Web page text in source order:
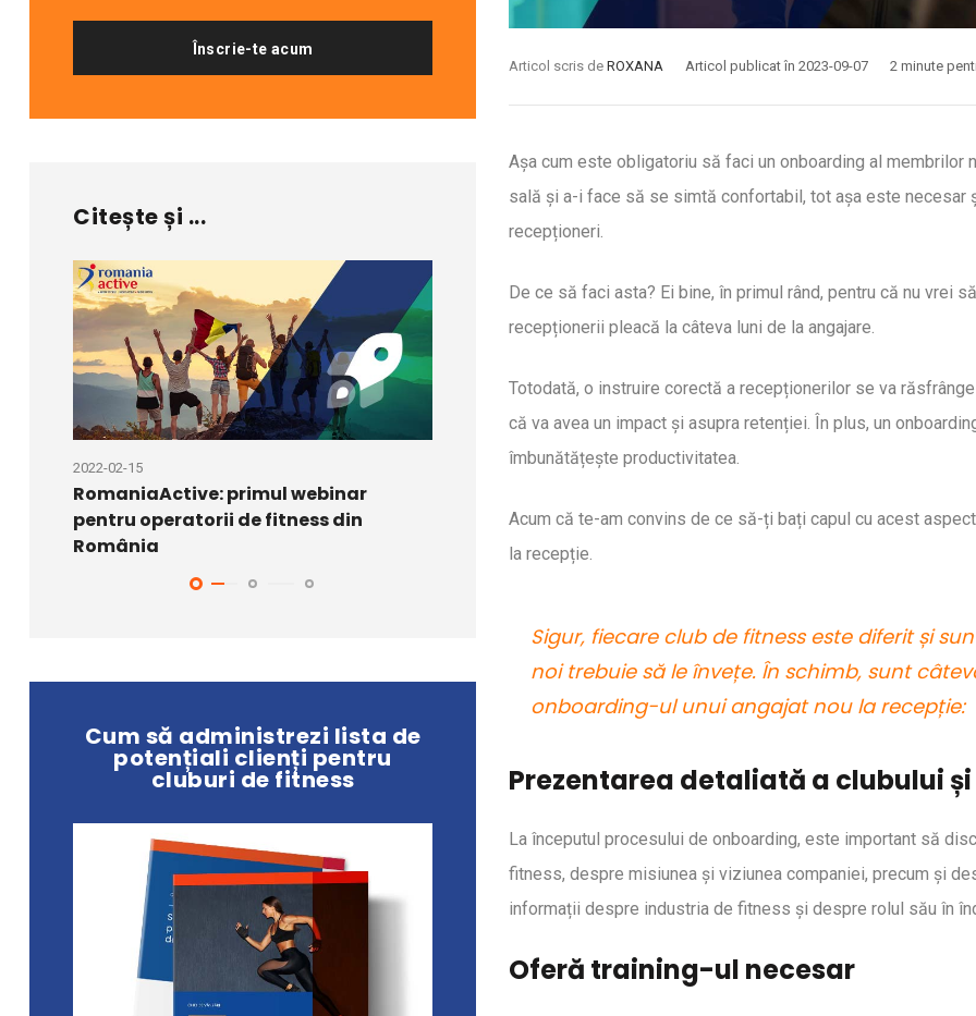
Articol scris de ROXANA Articol publicat în 2023-09-07 2 minute
Așa cum este obligatoriu să faci un onboarding al
sală și a-i face să se simtă confortabil, tot așa este necesar
recepționeri.
De ce să faci asta? Ei bine, în primul rând, pentru că nu vrei
recepționerii pleacă la câteva luni de la angajare.
Totodată, o instruire corectă a recepționerilor se va
că va avea un impact și asupra retenției. În plus, un
îmbunătățește productivitatea.
Acum că te-am convins de ce să-ți bați capul cu acest
la recepție.
Sigur, fiecare club de fitness este diferit și
noi trebuie să le învețe. În schimb, sunt
onboarding-ul unui angajat nou la recepție:
Prezentarea detaliată a clubului
La începutul procesului de onboarding, este important să
fitness, despre misiunea și viziunea companiei, precum și
informații despre industria de fitness și despre rolul său în
Oferă training-ul necesar
Înscrie-te acum
Citește și ...
2022-02-15
RomaniaActive: primul webinar
pentru operatorii de fitness din
România
pentru sala ta de fitness
tehnologii AI
Cum să administrezi lista de
potențiali clienți pentru
cluburi de fitness